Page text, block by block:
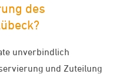
des
unverbindlich
und Zuteilung